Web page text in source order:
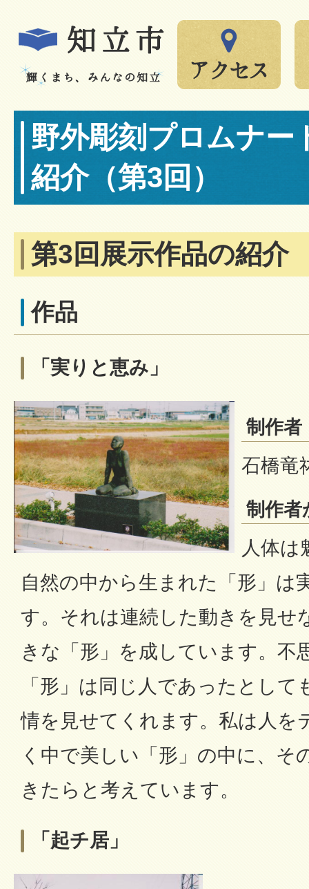
野外彫刻プロムナー
紹介（第3回）
第3回展示作品の紹介
作品
「実りと恵み」
制作者
石橋竜
制作者
人体は
自然の中から生まれた「形」は
す。それは連続した動きを見せ
きな「形」を成しています。不
「形」は同じ人であったとし
情を見せてくれます。私は人を
く中で美しい「形」の中に、そ
きたらと考えています。
「起チ居」